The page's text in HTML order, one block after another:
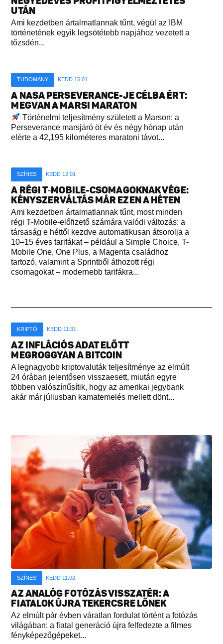
UTÁN
Ami kezdetben ártalmatlannak tűnt, végül az IBM
történetének egyik legsötétebb napjához vezetett a
tőzsdén...
TUDOMÁNY KEDD 15:01
A NASA PERSEVERANCE-JE CÉLBA ÉRT:
MEGVAN A MARSI MARATON
Történelmi teljesítmény született a Marson: a
Perseverance marsjáró öt év és négy hónap után
elérte a 42,195 kilométeres maratoni távot...
SZÍNES KEDD 12:01
A RÉGI T‑MOBILE-CSOMAGOKNAK VÉGE:
KÉNYSZERVÁLTÁS MÁR EZEN A HÉTEN
Ami kezdetben ártalmatlannak tűnt, most minden
régi T-Mobile-előfizető számára valódi változás: a
társaság e héttől kezdve automatikusan átsorolja a
10–15 éves tarifákat – például a Simple Choice, T-
Mobile One, One Plus, a Magenta családhoz
tartozó, valamint a Sprintből áthozott régi
csomagokat – modernebb tarifákra...
KRIPTÓ KEDD 11:31
AZ INFLÁCIÓS ADAT ELŐTT
MEGROGGYAN A BITCOIN
A legnagyobb kriptovaluták teljesítménye az elmúlt
24 órában jelentősen visszaesett, miután egyre
többen valószínűsítik, hogy az amerikai jegybank
akár már júliusban kamatemelés mellett dönt...
SZÍNES KEDD 11:02
AZ ANALÓG FOTÓZÁS VISSZATÉR: A
FIATALOK ÚJRA TEKERCSRE LŐNEK
Az elmúlt pár évben váratlan fordulat történt a fotózás
világában: a fiatal generáció újra felfedezte a filmes
fényképezőgépeket...